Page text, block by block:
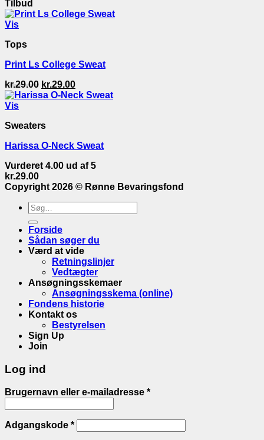
Tilbud
Vis
Tops
Print Ls College Sweat
kr.29.00 Den
oprindelige
kr.29.00.
kr.29.00Den
aktuelle
Vis
Sweaters
Harissa O-Neck Sweat
Vurderet 4.00 ud af 5
kr.29.00
Copyright 2026 © Rønne Bevaringsfond
Søge
efter:
Forside
Sådan søger du
Værd at vide
Retningslinjer
Vedtægter
Ansøgningsskemaer
Ansøgningsskema (online)
Fondens historie
Kontakt os
Bestyrelsen
Sign Up
Join
Log ind
Brugernavn eller e-mailadresse *
Adgangskode *